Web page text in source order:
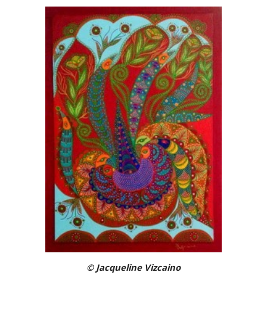
© Jacqueline Vizcaino